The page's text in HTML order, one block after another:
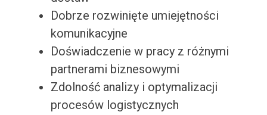
Dobrze rozwinięte umiejętności
komunikacyjne
Doświadczenie w pracy z różnymi
partnerami biznesowymi
Zdolność analizy i optymalizacji
procesów logistycznych